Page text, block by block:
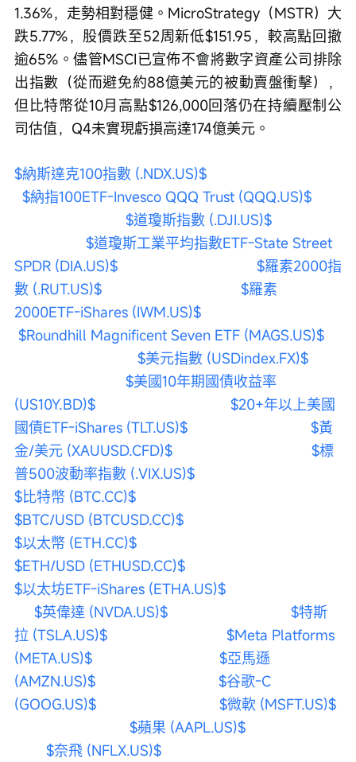
1.36%，走勢相對穩健。MicroStrategy（MSTR）大
跌5.77%，股價跌至52周新低$151.95，較高點回撤
逾65%。儘管MSCI已宣佈不會將數字資產公司排除
出指數（從而避免約88億美元的被動賣盤衝擊），
但比特幣從10月高點$126,000回落仍在持續壓制公
司估值，Q4未實現虧損高達174億美元。
$納斯達克100指數 (.NDX.US)$
$納指100ETF-Invesco QQQ Trust (QQQ.US)$
$道瓊斯指數 (.DJI.US)$
$道瓊斯工業平均指數ETF-State Street
SPDR (DIA.US)$
$羅素2000指
數 (.RUT.US)$
$羅素
2000ETF-iShares (IWM.US)$
$Roundhill Magnificent Seven ETF (MAGS.US)$
$美元指數 (USDindex.FX)$
$美國10年期國債收益率
(US10Y.BD)$
$20+年以上美國
國債ETF-iShares (TLT.US)$
$黃
金/美元 (XAUUSD.CFD)$
$標
普500波動率指數 (.VIX.US)$
$比特幣 (BTC.CC)$
$BTC/USD (BTCUSD.CC)$
$以太幣 (ETH.CC)$
$ETH/USD (ETHUSD.CC)$
$以太坊ETF-iShares (ETHA.US)$
$英偉達 (NVDA.US)$
$特斯
拉 (TSLA.US)$
$Meta Platforms
(META.US)$
$亞馬遜
(AMZN.US)$
$谷歌-C
(GOOG.US)$
$微軟 (MSFT.US)$
$蘋果 (AAPL.US)$
$奈飛 (NFLX.US)$